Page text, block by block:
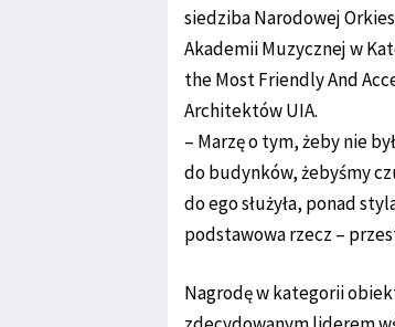
siedziba Narodowej
Akademii Muzycznej w
the Most Friendly And
Architektów UIA.
– Marzę o tym, żeby nie
do budynków, żebyśmy
do ego służyła, ponad
podstawowa rzecz –
Nagrodę w kategorii